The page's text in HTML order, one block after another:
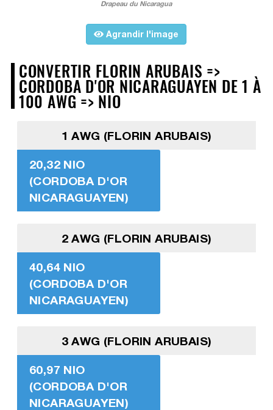
Drapeau du Nicaragua
Agrandir l'image
CONVERTIR FLORIN ARUBAIS =>
CORDOBA D'OR NICARAGUAYEN DE 1 À
100 AWG => NIO
1 AWG (FLORIN ARUBAIS)
20,32 NIO
(CORDOBA D'OR
NICARAGUAYEN)
2 AWG (FLORIN ARUBAIS)
40,64 NIO
(CORDOBA D'OR
NICARAGUAYEN)
3 AWG (FLORIN ARUBAIS)
60,97 NIO
(CORDOBA D'OR
NICARAGUAYEN)